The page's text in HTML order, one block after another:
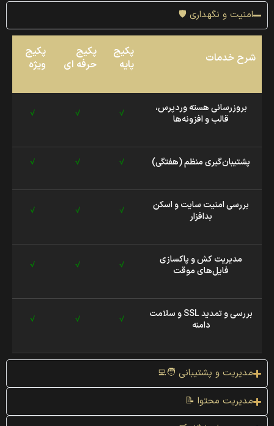
امنیت و نگهداری 🛡
شرح خدمات
پکیج
پایه
پکیج
حرفه ای
پکیج
ویژه
بروزرسانی هسته وردپرس،
قالب و افزونه‌ها
√
√
√
پشتیبان‌گیری منظم (هفتگی) √
√
√
بررسی امنیت سایت و اسکن
بدافزار
√
√
√
مدیریت کش و پاکسازی
فایل‌های موقت
√
√
√
بررسی و تمدید SSL و سلامت
دامنه
√
√
√
مدیریت و پشتیبانی 🧑‍💻
مدیریت محتوا 📝